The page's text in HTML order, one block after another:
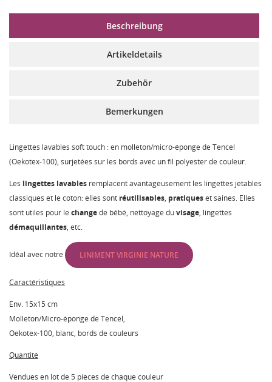
Beschreibung
Artikeldetails
Zubehör
Bemerkungen
Lingettes lavables soft touch : en molleton/micro-éponge de Tencel
(Oekotex-100), surjetées sur les bords avec un fil polyester de couleur.
Les lingettes lavables remplacent avantageusement les lingettes jetables
classiques et le coton: elles sont réutilisables, pratiqueset saines. Elles
sont utiles pour le changede bébé, nettoyage duvisage, lingettes
démaquillantes, etc.
Idéal avec notre LINIMENT VIRGINIE NATURE
Caractéristiques
Env. 15x15 cm
Molleton/Micro-éponge de Tencel,
Oekotex-100, blanc, bords de couleurs
Quantité
Vendues en lot de 5 pièces de chaque couleur